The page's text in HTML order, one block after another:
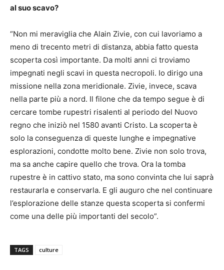
al suo scavo?
“Non mi meraviglia che Alain Zivie, con cui lavoriamo a
meno di trecento metri di distanza, abbia fatto questa
scoperta così importante. Da molti anni ci troviamo
impegnati negli scavi in questa necropoli. Io dirigo una
missione nella zona meridionale. Zivie, invece, scava
nella parte più a nord. Il filone che da tempo segue è di
cercare tombe rupestri risalenti al periodo del Nuovo
regno che iniziò nel 1580 avanti Cristo. La scoperta è
solo la conseguenza di queste lunghe e impegnative
esplorazioni, condotte molto bene. Zivie non solo trova,
ma sa anche capire quello che trova. Ora la tomba
rupestre è in cattivo stato, ma sono convinta che lui saprà
restaurarla e conservarla. E gli auguro che nel continuare
l’esplorazione delle stanze questa scoperta si confermi
come una delle più importanti del secolo”.
TAGS culture